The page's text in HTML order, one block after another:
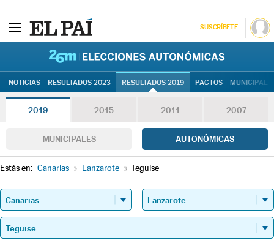
SUSCRÍBETE
NOTICIAS RESULTADOS 2023 RESULTADOS 2019 PACTOS
2019 2015 2011 2007
MUNICIPALES AUTONÓMICAS
Estás en: Canarias » Lanzarote » Teguise